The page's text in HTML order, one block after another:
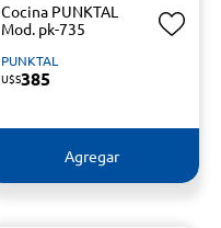
Cocina PUNKTAL
Mod. pk-735
PUNKTAL
U$S385
Agregar